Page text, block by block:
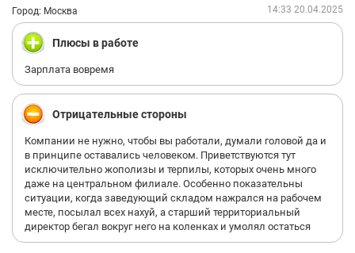
Город: Москва 14:33 20.04.2025
Плюсы в работе
Зарплата вовремя
Отрицательные стороны
Компании не нужно, чтобы вы работали, думали головой да и
в принципе оставались человеком. Приветствуются тут
исключительно жополизы и терпилы, которых очень много
даже на центральном филиале. Особенно показательны
ситуации, когда заведующий складом нажрался на рабочем
месте, посылал всех нахуй, а старший территориальный
директор бегал вокруг него на коленках и умолял остаться